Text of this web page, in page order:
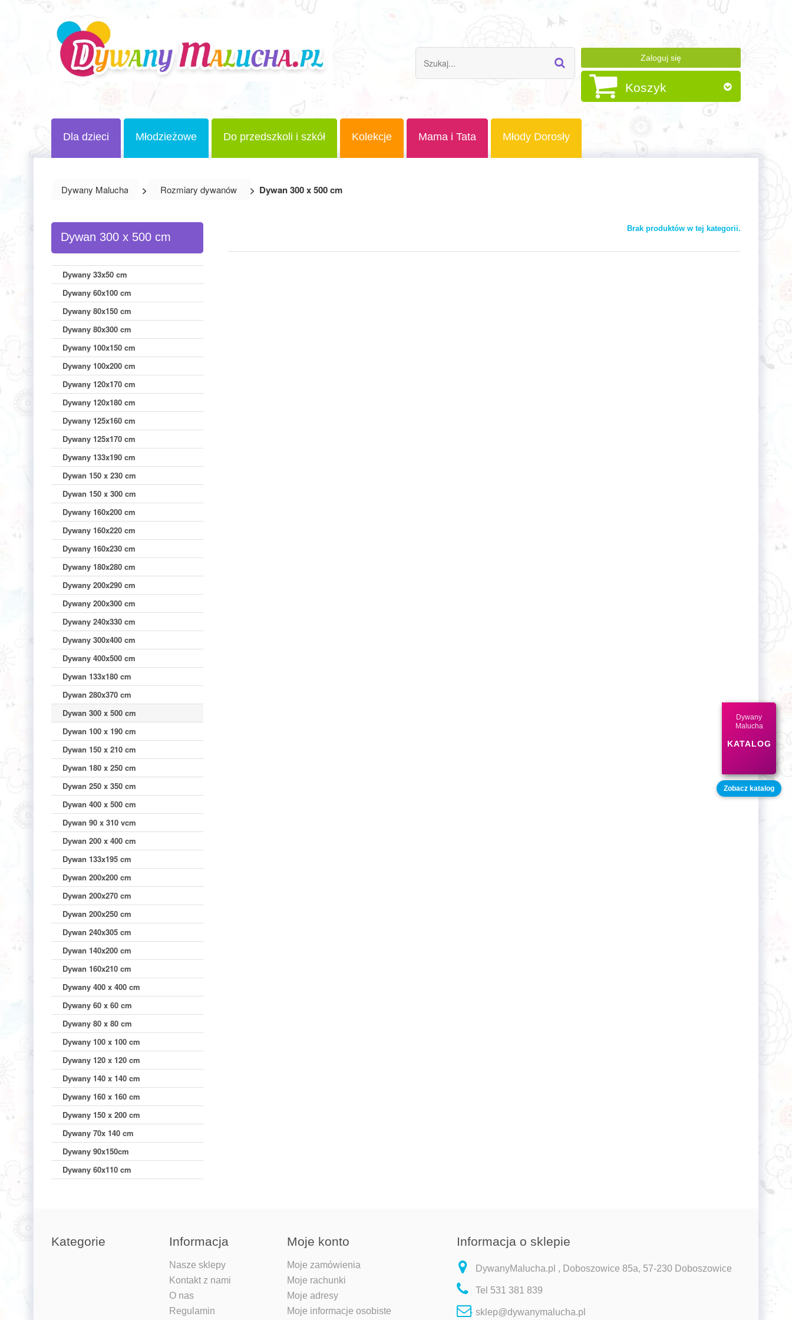
Zaloguj się
Koszyk
Dla dzieci Młodzieżowe Do przedszkoli i szkół Kolekcje Mama i Tata Młody Dorosły
Dywany Malucha > Rozmiary dywanów > Dywan 300 x 500 cm
Brak produktów w tej kategorii.
Dywan 300 x 500 cm
Dywany 33x50 cm
Dywany 60x100 cm
Dywany 80x150 cm
Dywany 80x300 cm
Dywany 100x150 cm
Dywany 100x200 cm
Dywany 120x170 cm
Dywany 120x180 cm
Dywany 125x160 cm
Dywany 125x170 cm
Dywany 133x190 cm
Dywan 150 x 230 cm
Dywan 150 x 300 cm
Dywany 160x200 cm
Dywany 160x220 cm
Dywany 160x230 cm
Dywany 180x280 cm
Dywany 200x290 cm
Dywany 200x300 cm
Dywany 240x330 cm
Dywany 300x400 cm
Dywany 400x500 cm
Dywan 133x180 cm
Dywan 280x370 cm
Dywan 300 x 500 cm
Dywan 100 x 190 cm
Dywan 150 x 210 cm
Dywan 180 x 250 cm
Dywan 250 x 350 cm
Dywan 400 x 500 cm
Dywan 90 x 310 vcm
Dywan 200 x 400 cm
Dywan 133x195 cm
Dywan 200x200 cm
Dywan 200x270 cm
Dywan 200x250 cm
Dywan 240x305 cm
Dywan 140x200 cm
Dywan 160x210 cm
Dywany 400 x 400 cm
Dywany 60 x 60 cm
Dywany 80 x 80 cm
Dywany 100 x 100 cm
Dywany 120 x 120 cm
Dywany 140 x 140 cm
Dywany 160 x 160 cm
Dywany 150 x 200 cm
Dywany 70x 140 cm
Dywany 90x150cm
Dywany 60x110 cm
Kategorie Informacja
Nasze sklepy
Kontakt z nami
O nas
Regulamin
Moje konto
Moje zamówienia
Moje rachunki
Moje adresy
Moje informacje osobiste
Informacja o sklepie
DywanyMalucha.pl , Doboszowice 85a, 57-230 Doboszowice
Tel 531 381 839
sklep@dywanymalucha.pl
Dywany
Malucha
KATALOG
Zobacz katalog